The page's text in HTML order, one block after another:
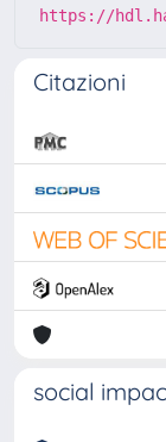
https://
Citazioni
social